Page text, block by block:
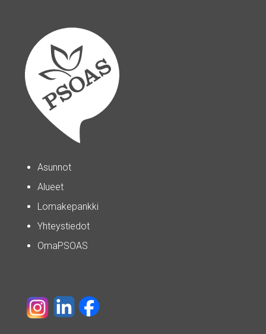
Asunnot
Alueet
Lomakepankki
Yhteystiedot
OmaPSOAS